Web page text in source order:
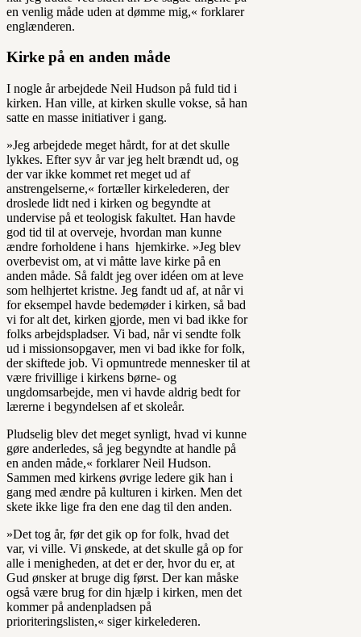
en venlig måde uden at dømme mig,« forklarer
englænderen.
Kirke på en anden måde
I nogle år arbejdede Neil Hudson på fuld tid i
kirken. Han ville, at kirken skulle vokse, så han
satte en masse initiativer i gang.
»Jeg arbejdede meget hårdt, for at det skulle
lykkes. Efter syv år var jeg helt brændt ud, og
der var ikke kommet ret meget ud af
anstrengelserne,« fortæller kirkelederen, der
droslede lidt ned i kirken og begyndte at
undervise på et teologisk fakultet. Han havde
god tid til at overveje, hvordan man kunne
ændre forholdene i hans hjemkirke. »Jeg blev
overbevist om, at vi måtte lave kirke på en
anden måde. Så faldt jeg over idéen om at leve
som helhjertet kristne. Jeg fandt ud af, at når vi
for eksempel havde bedemøder i kirken, så bad
vi for alt det, kirken gjorde, men vi bad ikke for
folks arbejdspladser. Vi bad, når vi sendte folk
ud i missionsopgaver, men vi bad ikke for folk,
der skiftede job. Vi opmuntrede mennesker til at
være frivillige i kirkens børne- og
ungdomsarbejde, men vi havde aldrig bedt for
lærerne i begyndelsen af et skoleår.
Pludselig blev det meget synligt, hvad vi kunne
gøre anderledes, så jeg begyndte at handle på
en anden måde,« forklarer Neil Hudson.
Sammen med kirkens øvrige ledere gik han i
gang med ændre på kulturen i kirken. Men det
skete ikke lige fra den ene dag til den anden.
»Det tog år, før det gik op for folk, hvad det
var, vi ville. Vi ønskede, at det skulle gå op for
alle i menigheden, at det er der, hvor du er, at
Gud ønsker at bruge dig først. Der kan måske
også være brug for din hjælp i kirken, men det
kommer på andenpladsen på
prioriteringslisten,« siger kirkelederen.